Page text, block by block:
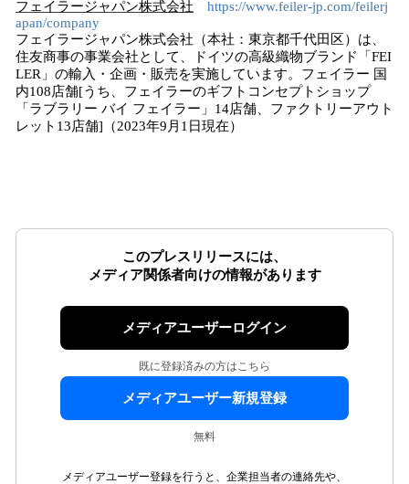
フェイラージャパン株式会社
https://www.feiler-jp.com/feilerj
apan/company
フェイラージャパン株式会社（本社：東京都千代田区）は、
住友商事の事業会社として、ドイツの高級織物ブランド「FEI
LER」の輸入・企画・販売を実施しています。フェイラー 国
内108店舗[うち、フェイラーのギフトコンセプトショップ
「ラブラリー バイ フェイラー」14店舗、ファクトリーアウト
レット13店舗]（2023年9月1日現在）
このプレスリリースには、
メディア関係者向けの情報があります
メディアユーザーログイン
既に登録済みの方はこちら
メディアユーザー新規登録
無料
メディアユーザー登録を行うと、企業担当者の連絡先や、